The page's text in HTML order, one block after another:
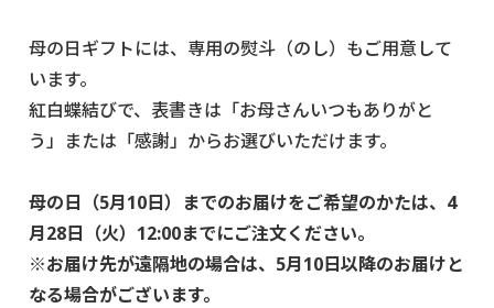
母の日ギフトには、専用の熨斗（のし）もご用意して
います。
紅白蝶結びで、表書きは「お母さんいつもありがと
う」または「感謝」からお選びいただけます。
母の日（5月10日）までのお届けをご希望のかたは、4
月28日（火）12:00までにご注文ください。
※お届け先が遠隔地の場合は、5月10日以降のお届けと
なる場合がございます。